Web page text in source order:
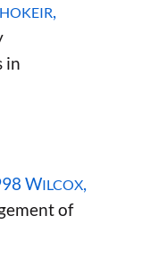
HOKEIR,
in
WILCOX,
of